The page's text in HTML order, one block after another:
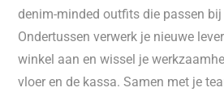
denim-minded outfits die passen
Ondertussen verwerk je nieuwe
winkel aan en wissel je
vloer en de kassa. Samen met je